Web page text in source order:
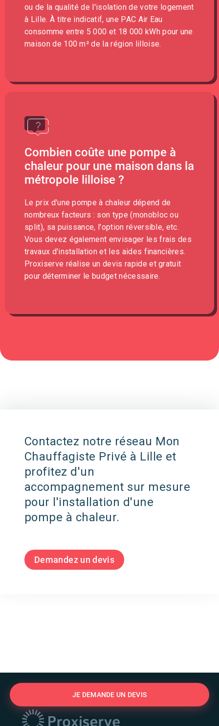
ou de la qualité de l'isolation de votre logement
à Lille. À titre indicatif, une PAC Air Eau
consomme entre 5 000 et 18 000 kWh pour une
maison de 100 m² de la région lilloise.
Combien coûte une pompe à
chaleur pour une maison dans la
métropole lilloise ?
Le prix d'une pompe à chaleur dépend de
nombreux facteurs : son type (monobloc ou
split), sa puissance, l'option réversible, etc.
Vous devez également envisager les frais des
travaux d'installation et les aides financières.
Proxiserve réalise un devis rapide et gratuit
pour déterminer le budget nécessaire.
Contactez notre réseau Mon
Chauffagiste Privé à Lille et
profitez d'un
accompagnement sur mesure
pour l'installation d'une
pompe à chaleur.
Demandez un devis
JE DEMANDE UN DEVIS